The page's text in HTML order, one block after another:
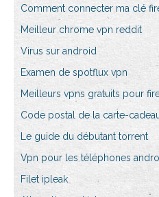
Comment connecter ma clé
Meilleur chrome vpn reddit
Virus sur android
Examen de spotflux vpn
Meilleurs vpns gratuits pour
Code postal de la carte-
Le guide du débutant torrent
Vpn pour les téléphones
Filet ipleak